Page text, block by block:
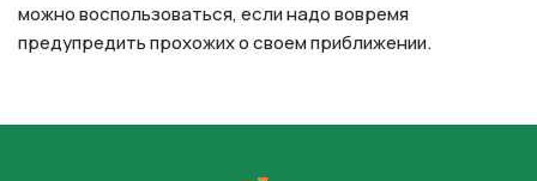
можно воспользоваться, если надо вовремя
предупредить прохожих о своем приближении.